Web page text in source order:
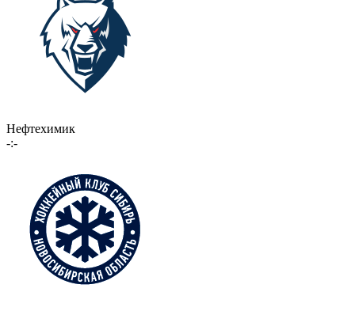
Нефтехимик
-:-